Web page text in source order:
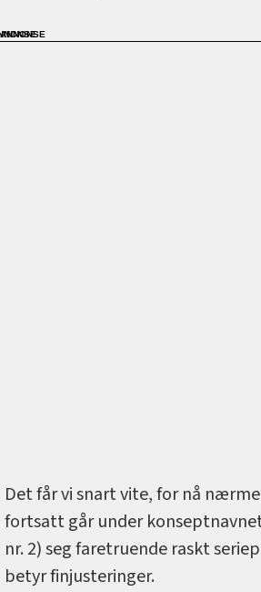
Det får vi snart vite, for nå
fortsatt går under
nr. 2) seg faretruende raskt
betyr finjusteringer.